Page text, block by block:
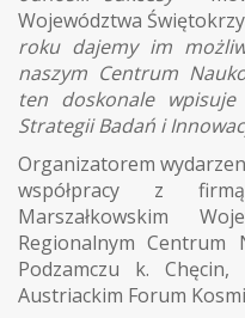
Województwa
roku dajemy im
naszym Centrum
ten doskonale
Strategii Badań i
Organizatorem
współpracy z
Marszałkowskim
Regionalnym Centrum
Podzamczu k.
Austriackim Forum